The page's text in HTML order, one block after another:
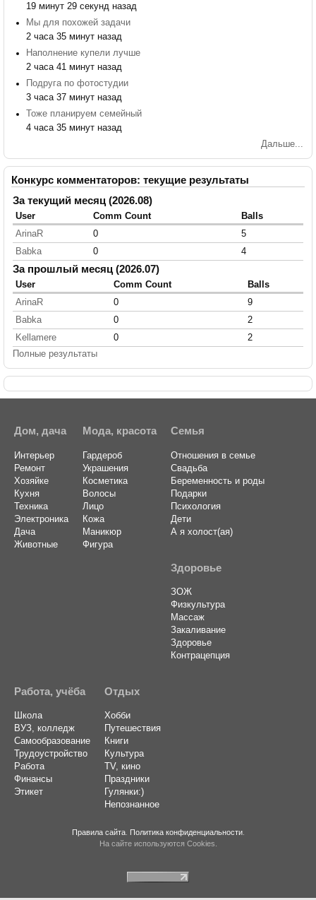
19 минут 29 секунд назад
Мы для похожей задачи
2 часа 35 минут назад
Наполнение купели лучше
2 часа 41 минут назад
Подруга по фотостудии
3 часа 37 минут назад
Тоже планируем семейный
4 часа 35 минут назад
Дальше...
Конкурс комментаторов: текущие результаты
За текущий месяц (2026.08)
User Comm Count
Balls
ArinaR
0
5
Babka
0 4
За прошлый месяц (2026.07)
User Comm Count
Balls
ArinaR
0
9
Babka
0
2
Kellamere
0
2
Полные результаты
Дом, дача
Интерьер
Ремонт
Хозяйке
Кухня
Техника
Электроника
Дача
Животные
Мода, красота
Гардероб
Украшения
Косметика
Волосы
Лицо
Кожа
Маникюр
Фигура
Семья
Отношения в семье
Свадьба
Беременность и роды
Подарки
Психология
Дети
А я холост(ая)
Здоровье
ЗОЖ
Физкультура
Массаж
Закаливание
Здоровье
Контрацепция
Работа, учёба
Школа
ВУЗ, колледж
Самообразование
Трудоустройство
Работа
Финансы
Этикет
Отдых
Хобби
Путешествия
Книги
Культура
TV, кино
Праздники
Гулянки:)
Непознанное
Правила сайта. Политика конфиденциальности.
На сайте используются Cookies.